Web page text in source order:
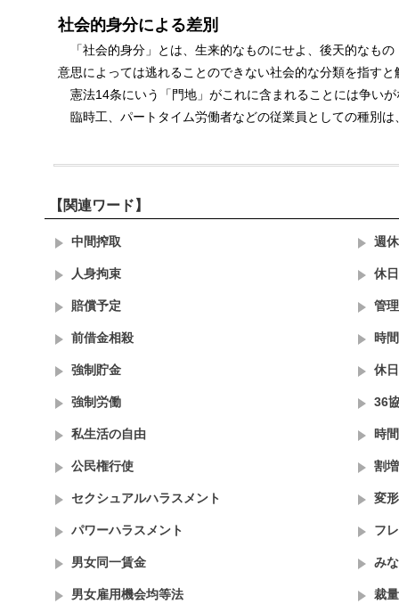
社会的身分による差別
「社会的身分」とは、生来的なものにせよ、後天的なも
意思によっては逃れることのできない社会的な分類を指すと
憲法14条にいう「門地」がこれに含まれることには争い
臨時工、パートタイム労働者などの従業員としての種別
【関連ワード】
中間搾取
人身拘束
賠償予定
前借金相殺
強制貯金
強制労働
私生活の自由
公民権行使
セクシュアルハラスメント
パワーハラスメント
男女同一賃金
男女雇用機会均等法
週
休
管
時
休
36
時
割
変
フ
み
裁